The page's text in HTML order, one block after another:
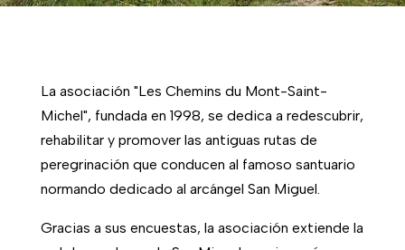
La asociación "Les Chemins du Mont-Saint-
Michel", fundada en 1998, se dedica a redescubrir,
rehabilitar y promover las antiguas rutas de
peregrinación que conducen al famoso santuario
normando dedicado al arcángel San Miguel.
Gracias a sus encuestas, la asociación extiende la